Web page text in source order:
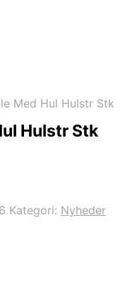
Med Hul Hulstr Stk
Hulstr Stk
Kategori: Nyheder